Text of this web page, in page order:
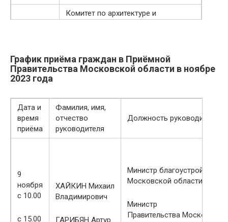
Комитет по архитектуре и
График приёма граждан в Приёмной
Правительства Московской области в ноябре
2023 года
Дата и
время
приёма
Фамилия, имя,
отчество
руководителя
Должность руководителя
9
ноября
с 10.00
с 15.00
ХАЙКИН Михаил
Владимирович
ГАРИБЯН Артур
Министр благоустройства
Московской области
Министр
Правительства Московской